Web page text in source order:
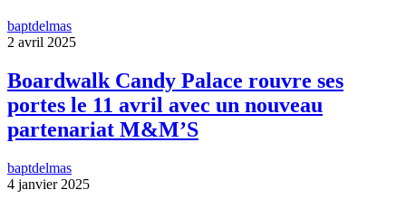
baptdelmas
2 avril 2025
Boardwalk Candy Palace rouvre ses
portes le 11 avril avec un nouveau
partenariat M&M’S
baptdelmas
4 janvier 2025